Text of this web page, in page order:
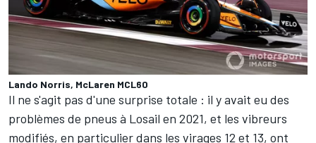
Lando Norris, McLaren MCL60
Il ne s'agit pas d'une surprise totale : il y avait eu des
problèmes de pneus à Losail en 2021, et les vibreurs
modifiés, en particulier dans les virages 12 et 13, ont